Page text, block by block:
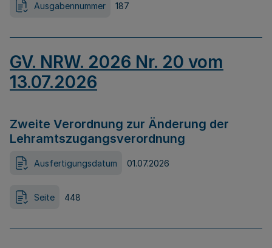
Ausgabennummer 187
GV. NRW. 2026 Nr. 20 vom
13.07.2026
Zweite Verordnung zur Änderung der
Lehramtszugangsverordnung
Ausfertigungsdatum 01.07.2026
Seite 448